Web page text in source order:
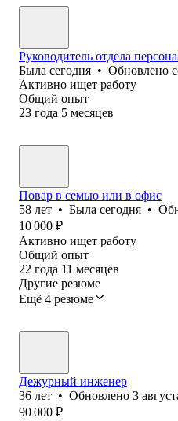
Руководитель отдела
Была сегодня • Обновлено
Активно ищет работу
Общий опыт
23 года 5 месяцев
Повар в семью или в офис
58 лет • Была сегодня •
10 000 ₽
Активно ищет работу
Общий опыт
22 года 11 месяцев
Другие резюме
Ещё 4 резюме
Дежурный инженер
36 лет • Обновлено 3
90 000 ₽